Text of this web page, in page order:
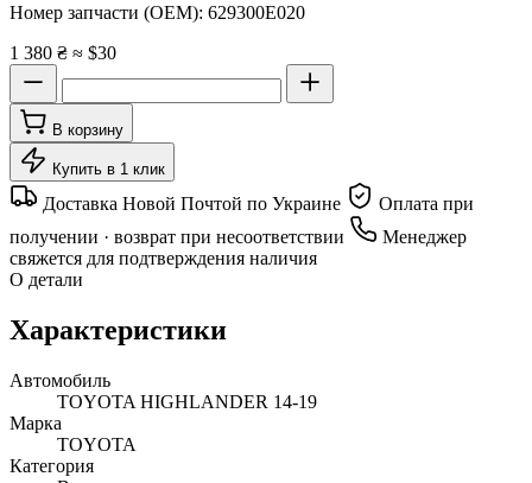
Номер запчасти (OEM): 629300E020
1 380 ₴ ≈ $30
В корзину
Купить в 1 клик
Доставка Новой Почтой по Украине
Оплата при
получении · возврат при несоответствии
Менеджер
свяжется для подтверждения наличия
О детали
Характеристики
Автомобиль
TOYOTA HIGHLANDER 14-19
Марка
TOYOTA
Категория